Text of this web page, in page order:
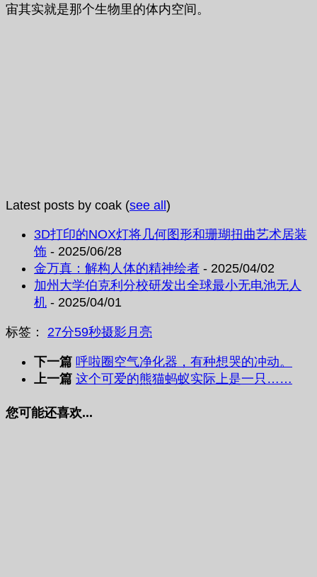
宙其实就是那个生物里的体内空间。
Latest posts by coak (see all)
3D打印的NOX灯将几何图形和珊瑚扭曲艺术居装
饰 - 2025/06/28
金万真：解构人体的精神绘者 - 2025/04/02
加州大学伯克利分校研发出全球最小无电池无人
机 - 2025/04/01
标签： 27分59秒摄影 月亮
下一篇 呼啦圈空气净化器，有种想哭的冲动。
上一篇 这个可爱的熊猫蚂蚁实际上是一只……
您可能还喜欢...